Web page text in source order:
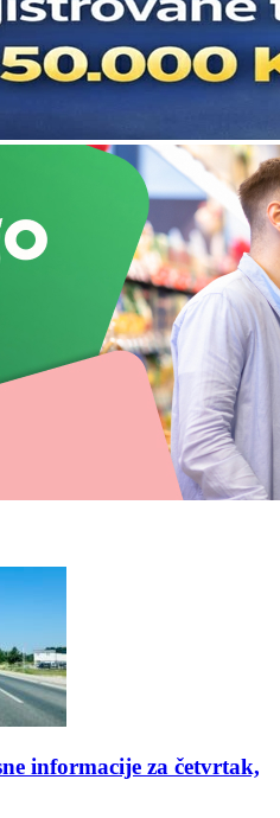
informacije za četvrtak,